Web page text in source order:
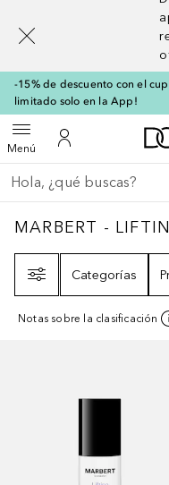
-15% de descuento con el
limitado solo en la App!
MenúAbrir menúMi cuenta
Regresar
Ejecutar búsqueda
MARBERT -
MARBERT -
Categorías
Notas sobre la clasificación